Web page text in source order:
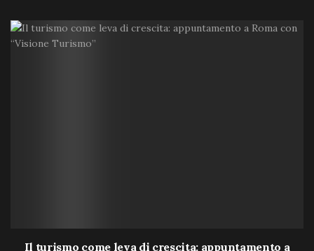
Il turismo come leva di crescita: appuntamento a